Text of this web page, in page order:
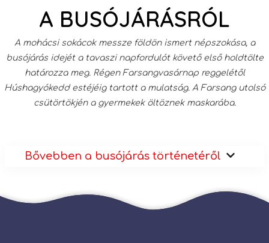
A BUSÓJÁRÁSRÓL
A mohácsi sokácok messze földön ismert népszokása, a
busójárás idejét a tavaszi napfordulót követő első holdtölte
határozza meg. Régen Farsangvasárnap reggelétől
Húshagyókedd estéjéig tartott a mulatság. A Farsang utolsó
csütörtökjén a gyermekek öltöznek maskarába.
Bővebben a busójárás történetéről